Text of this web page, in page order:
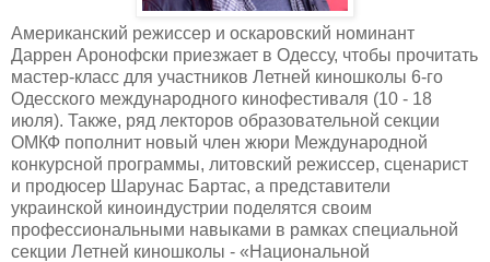
Американский режиссер и оскаровский номинант
Даррен Аронофски приезжает в Одессу, чтобы прочитать
мастер-класс для участников Летней киношколы 6-го
Одесского международного кинофестиваля (10 - 18
июля). Также, ряд лекторов образовательной секции
ОМКФ пополнит новый член жюри Международной
конкурсной программы, литовский режиссер, сценарист
и продюсер Шарунас Бартас, а представители
украинской киноиндустрии поделятся своим
профессиональными навыками в рамках специальной
секции Летней киношколы - «Национальной